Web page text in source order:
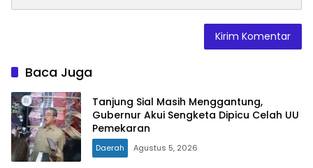
Baca Juga
Tanjung Sial Masih Menggantung,
Gubernur Akui Sengketa Dipicu Celah UU
Pemekaran
Daerah Agustus 5, 2026